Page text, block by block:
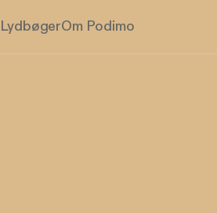
LydbøgerOm Podimo